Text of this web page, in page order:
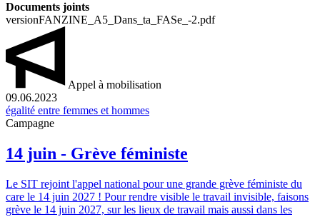
Documents joints
versionFANZINE_A5_Dans_ta_FASe_-2.pdf
Appel à mobilisation
09.06.2023
égalité entre femmes et hommes
Campagne
14 juin - Grève féministe
Le SIT rejoint l'appel national pour une grande grève féministe du
care le 14 juin 2027 ! Pour rendre visible le travail invisible, faisons
grève le 14 juin 2027, sur les lieux de travail mais aussi dans les